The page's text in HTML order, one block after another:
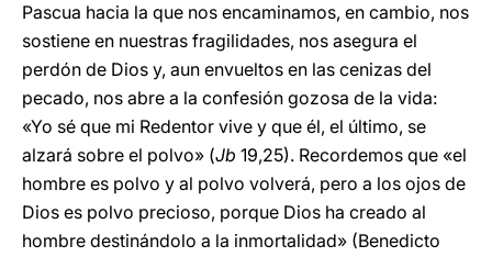
Pascua hacia la que nos encaminamos, en cambio, nos
sostiene en nuestras fragilidades, nos asegura el
perdón de Dios y, aun envueltos en las cenizas del
pecado, nos abre a la confesión gozosa de la vida:
«Yo sé que mi Redentor vive y que él, el último, se
alzará sobre el polvo» (Jb 19,25). Recordemos que «el
hombre es polvo y al polvo volverá, pero a los ojos de
Dios es polvo precioso, porque Dios ha creado al
hombre destinándolo a la inmortalidad» (Benedicto